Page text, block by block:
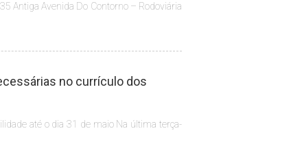
Antiga Avenida Do Contorno – Rodoviária
no currículo dos
até o dia 31 de maio Na última terça-